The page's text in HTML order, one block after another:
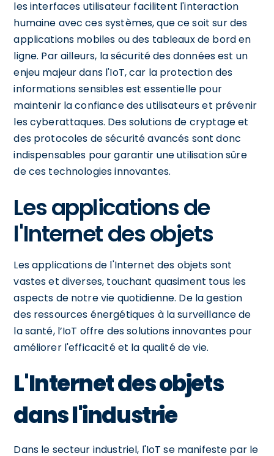
les interfaces utilisateur facilitent l'interaction
humaine avec ces systèmes, que ce soit sur des
applications mobiles ou des tableaux de bord en
ligne. Par ailleurs, la sécurité des données est un
enjeu majeur dans l'IoT, car la protection des
informations sensibles est essentielle pour
maintenir la confiance des utilisateurs et prévenir
les cyberattaques. Des solutions de cryptage et
des protocoles de sécurité avancés sont donc
indispensables pour garantir une utilisation sûre
de ces technologies innovantes.
Les applications de
l'Internet des objets
Les applications de l'Internet des objets sont
vastes et diverses, touchant quasiment tous les
aspects de notre vie quotidienne. De la gestion
des ressources énergétiques à la surveillance de
la santé, l’IoT offre des solutions innovantes pour
améliorer l'efficacité et la qualité de vie.
L'Internet des objets
dans l'industrie
Dans le secteur industriel, l'IoT se manifeste par le